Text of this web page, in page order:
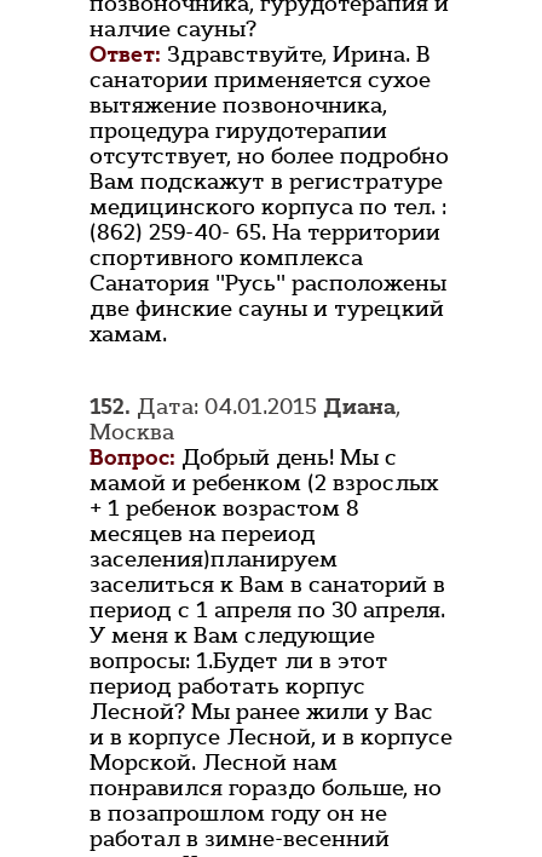
налчие сауны?
Ответ: Здравствуйте, Ирина. В
санатории применяется сухое
вытяжение позвоночника,
процедура гирудотерапии
отсутствует, но более подробно
Вам подскажут в регистратуре
медицинского корпуса по тел. :
(862) 259-40- 65. На территории
спортивного комплекса
Санатория "Русь" расположены
две финские сауны и турецкий
хамам.
152. Дата: 04.01.2015 Диана,
Москва
Вопрос: Добрый день! Мы с
мамой и ребенком (2 взрослых
+ 1 ребенок возрастом 8
месяцев на переиод
заселения)планируем
заселиться к Вам в санаторий в
период с 1 апреля по 30 апреля.
У меня к Вам следующие
вопросы: 1.Будет ли в этот
период работать корпус
Лесной? Мы ранее жили у Вас
и в корпусе Лесной, и в корпусе
Морской. Лесной нам
понравился гораздо больше, но
в позапрошлом году он не
работал в зимне-весенний